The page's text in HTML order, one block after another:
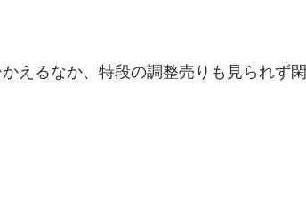
えるなか、特段の調整売りも見られず閑